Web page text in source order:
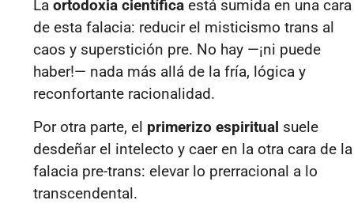
La ortodoxia científica está sumida en una cara
de esta falacia: reducir el misticismo trans al
caos y superstición pre. No hay —¡ni puede
haber!— nada más allá de la fría, lógica y
reconfortante racionalidad.
Por otra parte, el primerizo espiritual suele
desdeñar el intelecto y caer en la otra cara de la
falacia pre-trans: elevar lo prerracional a lo
transcendental.